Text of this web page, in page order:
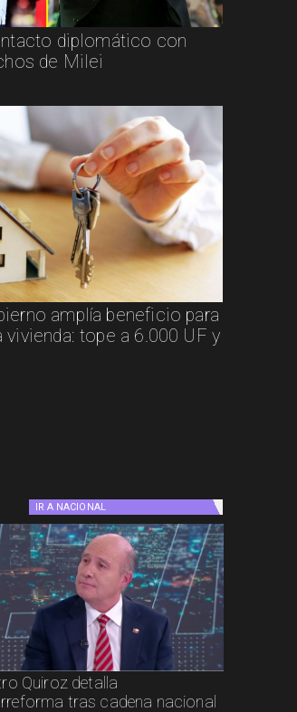
diplomático con
de Milei
amplía beneficio para
tope a 6.000 UF y
IR A NACIONAL
Quiroz detalla
tras cadena nacional